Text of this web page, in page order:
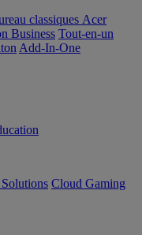
classiques Acer
Business Tout-en-un
Add-In-One
Cloud Gaming